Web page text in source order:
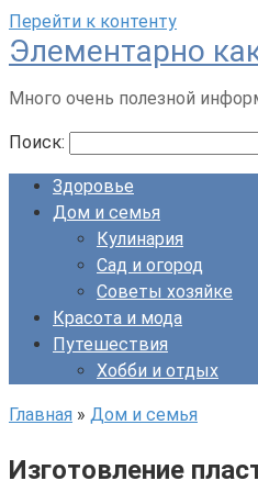
Перейти к контенту
Элементарно
Много очень полезной
Поиск:
Здоровье
Дом и семья
Кулинария
Сад и огород
Советы хозяйке
Красота и мода
Путешествия
Хобби и отдых
Главная » Дом и семья
Изготовление